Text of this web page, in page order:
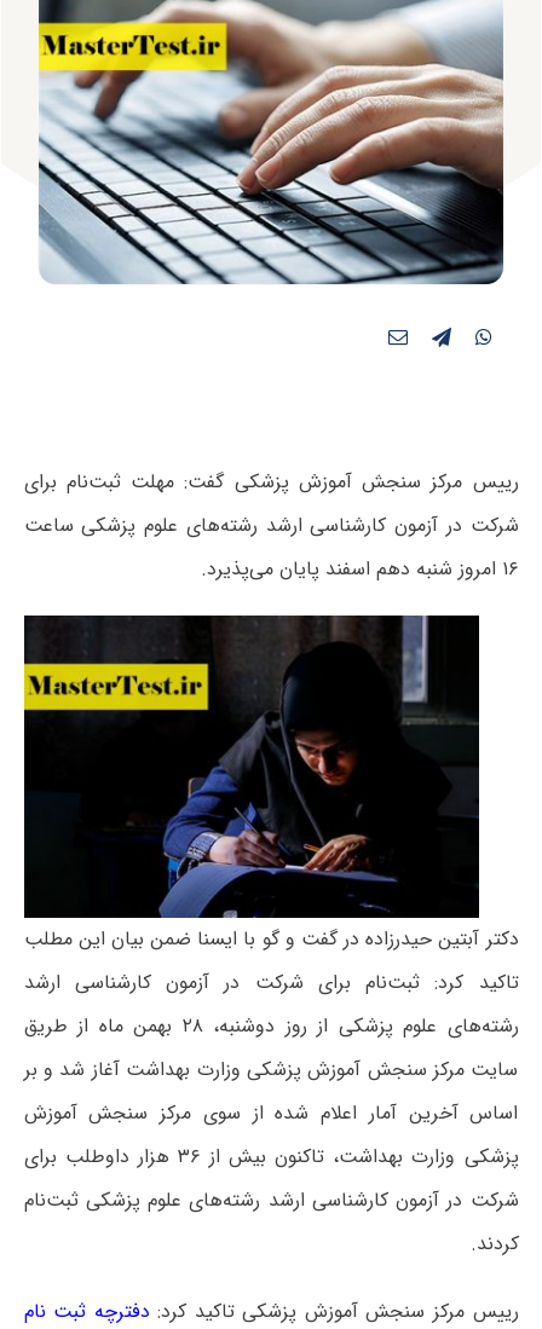
رییس مرکز سنجش آموزش پزشکی گفت: مهلت ثبت‌نام برای
شرکت در آزمون کارشناسی ارشد رشته‌های علوم پزشکی ساعت
۱۶ امروز شنبه دهم اسفند پایان می‌پذیرد.
دکتر آبتین حیدرزاده در گفت و گو با ایسنا ضمن بیان این مطلب
تاکید کرد: ثبت‌نام برای شرکت در آزمون کارشناسی ارشد
رشته‌های علوم پزشکی از روز دوشنبه، ۲۸ بهمن ماه از طریق
سایت مرکز سنجش آموزش پزشکی وزارت بهداشت آغاز شد و بر
اساس آخرین آمار اعلام شده از سوی مرکز سنجش آموزش
پزشکی وزارت بهداشت، تاکنون بیش از ۳۶ هزار داوطلب برای
شرکت در آزمون کارشناسی ارشد رشته‌های علوم پزشکی ثبت‌نام
کردند.
رییس مرکز سنجش آموزش پزشکی تاکید کرد: دفترچه ثبت‌ نام